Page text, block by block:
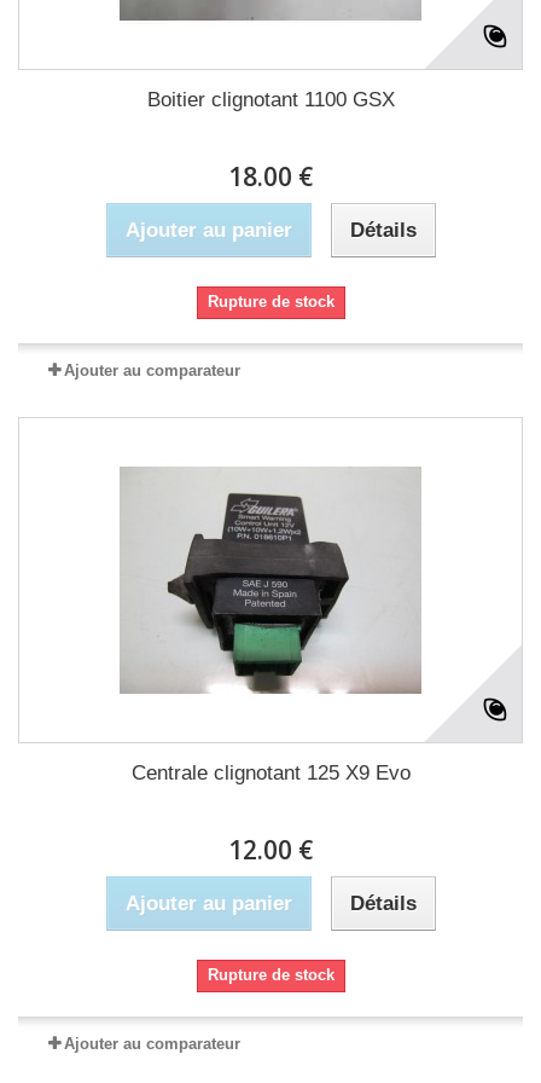
Boitier clignotant 1100 GSX
18.00 €
Ajouter au panier Détails
Rupture de stock
Ajouter au comparateur
Centrale clignotant 125 X9 Evo
12.00 €
Ajouter au panier Détails
Rupture de stock
Ajouter au comparateur